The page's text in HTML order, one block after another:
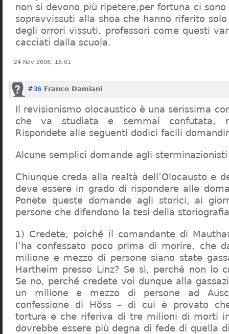
non si devono più ripetere,per fortuna ci
sopravvissuti alla shoa che hanno riferito
degli orrori vissuti. professori come questi
cacciati dalla scuola.
24 Nov 2008, 16:01
#36 Franco Damiani
Il revisionismo olocaustico è una serissima
che va studiata e semmai confutata,
Rispondete alle seguenti dodici facili
Alcune semplici domande agli sterminazionisti
Chiunque creda alla realtà dell’Olocausto e
deve essere in grado di rispondere alle
Ponete queste domande agli storici, ai
persone che difendono la tesi della
1) Credete, poiché il comandante di
l’ha confessato poco prima di morire, che
milione e mezzo di persone siano state
Hartheim presso Linz? Se sì, perché non lo
Se no, perché credete voi dunque alla
un milione e mezzo di persone ad
confessione di Höss – di cui è provato
tortura e che riferiva di tre milioni di morti
dovrebbe essere più degna di fede di quella